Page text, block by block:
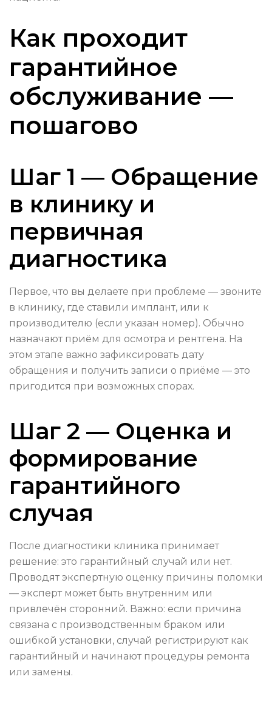
Как проходит
гарантийное
обслуживание —
пошагово
Шаг 1 — Обращение
в клинику и
первичная
диагностика
Первое, что вы делаете при проблеме — звоните
в клинику, где ставили имплант, или к
производителю (если указан номер). Обычно
назначают приём для осмотра и рентгена. На
этом этапе важно зафиксировать дату
обращения и получить записи о приёме — это
пригодится при возможных спорах.
Шаг 2 — Оценка и
формирование
гарантийного
случая
После диагностики клиника принимает
решение: это гарантийный случай или нет.
Проводят экспертную оценку причины поломки
— эксперт может быть внутренним или
привлечён сторонний. Важно: если причина
связана с производственным браком или
ошибкой установки, случай регистрируют как
гарантийный и начинают процедуры ремонта
или замены.